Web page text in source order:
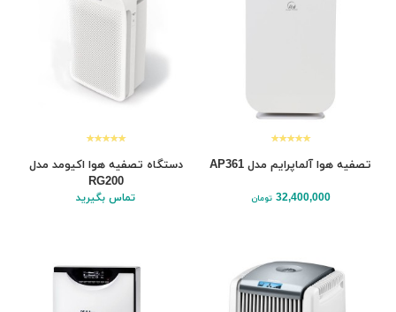
تصفیه هوا آلماپرایم مدل AP361
32,400,000 تومان
دستگاه تصفیه هوا اکیومد مدل
RG200
تماس بگیرید